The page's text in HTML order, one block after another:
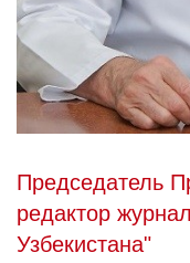
Председатель
редактор
Узбекистана"